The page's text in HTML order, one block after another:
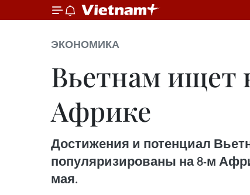
ЭКОНОМИКА
Вьетнам ищет
Африке
Достижения и потенциал
популяризированы на 8-м
мая.